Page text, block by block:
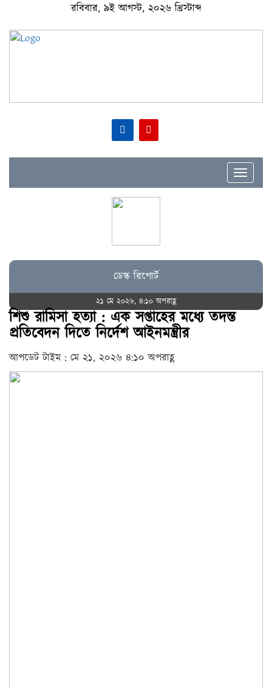
রবিবার, ৯ই আগস্ট, ২০২৬ খ্রিস্টাব্দ
Toggle
ডেস্ক রিপোর্ট
২১ মে ২০২৬, ৪:১০ অপরাহ্ণ
শিশু রামিসা হত্যা : এক সপ্তাহের মধ্যে তদন্ত
প্রতিবেদন দিতে নির্দেশ আইনমন্ত্রীর
আপডেট টাইম : মে ২১, ২০২৬ ৪:১০ অপরাহ্ণ